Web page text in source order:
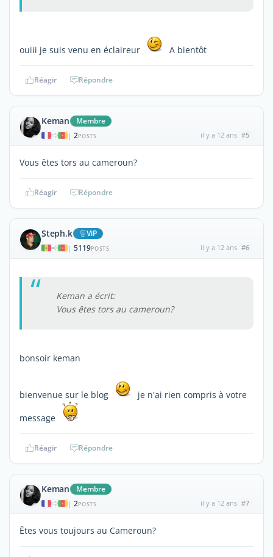
ouiii je suis venu en éclaireur A bientôt
Réagir Répondre
Keman Membre
| 2POSTS il y a 12 ans #5
Vous êtes tors au cameroun?
Réagir Répondre
Steph.k ViP
| 5119POSTS il y a 12 ans #6
Keman a écrit:
Vous êtes tors au cameroun?
bonsoir keman
bienvenue sur le blog
je n'ai rien compris à votre
message
Réagir Répondre
Keman Membre
| 2POSTS il y a 12 ans #7
Êtes vous toujours au Cameroun?